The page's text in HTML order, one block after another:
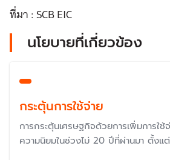
ที่มา : SCB EIC
นโยบายที่เกี่ยวข้อง
กระตุ้นการใช้จ่าย
การกระตุ้นเศรษฐกิจด้วยการเพิ่มการใช้
ความนิยมในช่วงไม่ 20 ปีที่ผ่านมา ตั้งแ
แม้ว่าจะถูกวิพากษ์วิจารณ์ในเรื่องควา